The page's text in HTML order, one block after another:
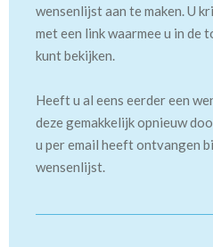
wensenlijst aan te maken. U
met een link waarmee u in de
kunt bekijken.
Heeft u al eens eerder een
deze gemakkelijk opnieuw
u per email heeft ontvangen
wensenlijst.